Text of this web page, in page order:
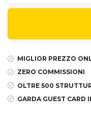
MIGLIOR PREZZO
ZERO COMMISSIONI
OLTRE 500
GARDA GUEST CARD